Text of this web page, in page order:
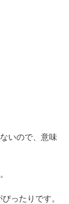
いので、意味
ったりです。